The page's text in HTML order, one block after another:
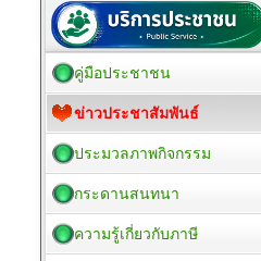
คู่มือประชาชน
ข่าวประชาสัมพันธ์
ประมวลภาพกิจกรรม
กระดานสนทนา
ความรู้เกี่ยวกับภาษี